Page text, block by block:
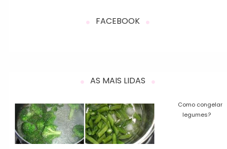
FACEBOOK
AS MAIS LIDAS
Como congelar
legumes?